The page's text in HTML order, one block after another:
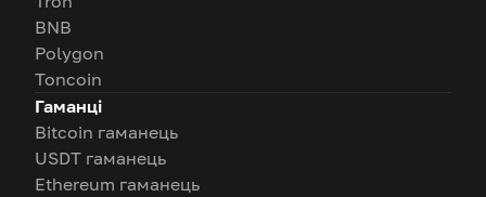
BNB
Polygon
Toncoin
Гаманці
Bitcoin гаманець
USDT гаманець
Ethereum гаманець